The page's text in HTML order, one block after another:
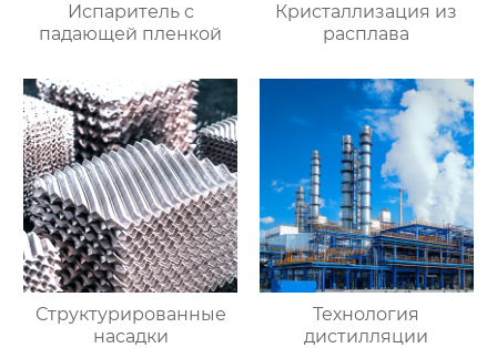
Испаритель c
падающей пленкой
Кристаллизация из
расплава
Структурированные
насадки
Технология
дистилляции